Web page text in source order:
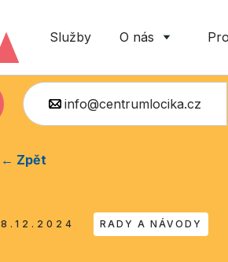
Služby O nás
info@centrumlocika.cz
← Zpět
8.12.2024 RADY A NÁVODY